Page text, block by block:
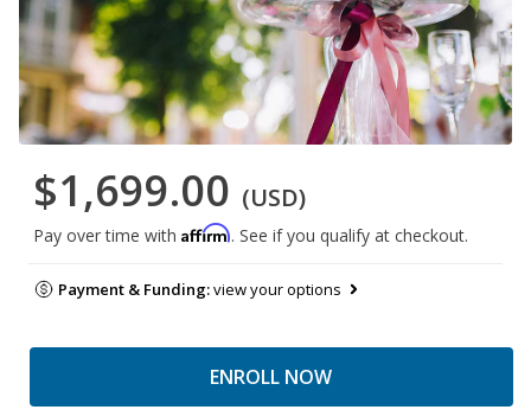
$1,699.00 (USD)
Pay over time with Affirm. See if you qualify at checkout.
Payment & Funding:view your options
ENROLL NOW